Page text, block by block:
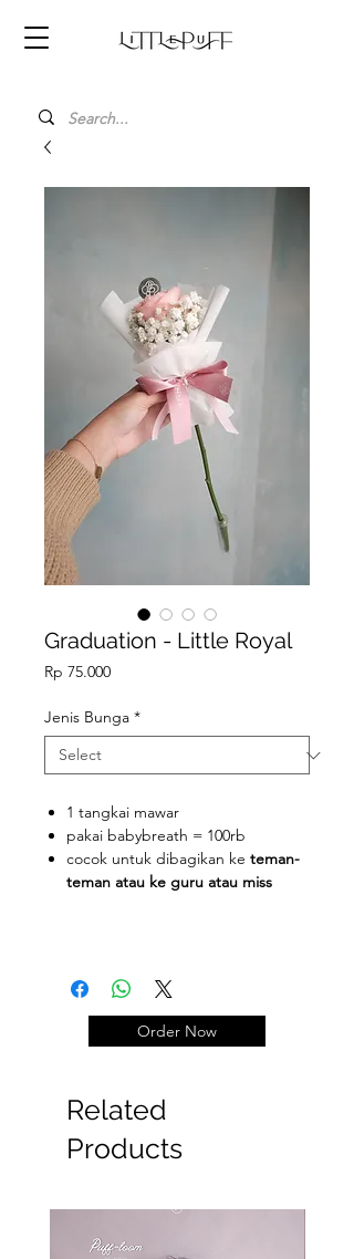
Graduation - Little Royal
Rp 75.000Price
Jenis Bunga *
1 tangkai mawar
pakai babybreath = 100rb
cocok untuk dibagikan ke teman-
teman atau ke guru atau miss
Order Now
Related
Products